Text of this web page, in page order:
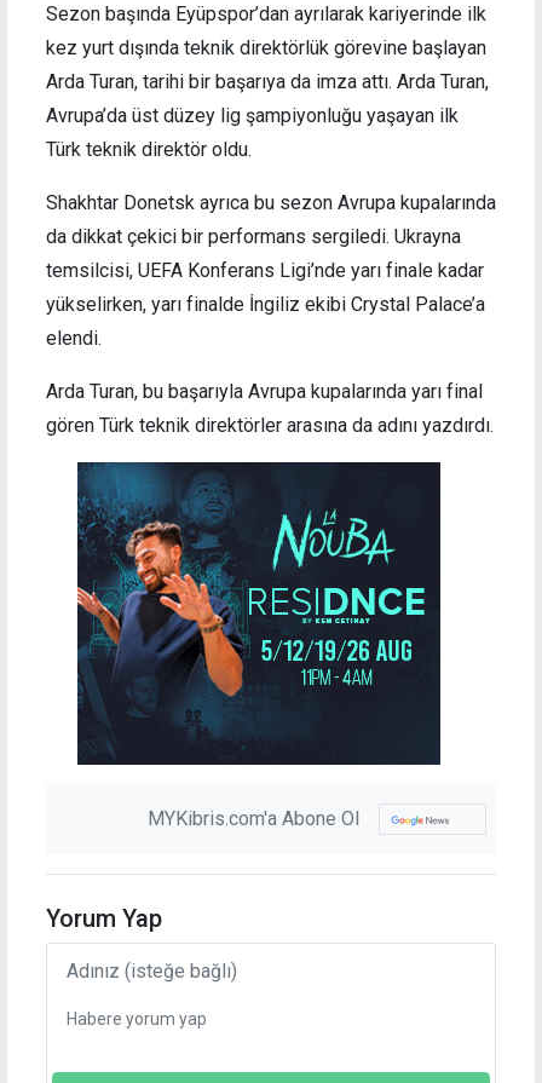
Sezon başında Eyüpspor’dan ayrılarak kariyerinde ilk
kez yurt dışında teknik direktörlük görevine başlayan
Arda Turan, tarihi bir başarıya da imza attı. Arda Turan,
Avrupa’da üst düzey lig şampiyonluğu yaşayan ilk
Türk teknik direktör oldu.
Shakhtar Donetsk ayrıca bu sezon Avrupa kupalarında
da dikkat çekici bir performans sergiledi. Ukrayna
temsilcisi, UEFA Konferans Ligi’nde yarı finale kadar
yükselirken, yarı finalde İngiliz ekibi Crystal Palace’a
elendi.
Arda Turan, bu başarıyla Avrupa kupalarında yarı final
gören Türk teknik direktörler arasına da adını yazdırdı.
MYKibris.com'a Abone Ol
Yorum Yap